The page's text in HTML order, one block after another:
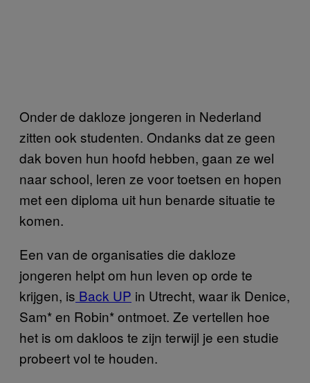
Onder de dakloze jongeren in Nederland
zitten ook studenten. Ondanks dat ze geen
dak boven hun hoofd hebben, gaan ze wel
naar school, leren ze voor toetsen en hopen
met een diploma uit hun benarde situatie te
komen.
Een van de organisaties die dakloze
jongeren helpt om hun leven op orde te
krijgen, is Back UP in Utrecht, waar ik Denice,
Sam* en Robin* ontmoet. Ze vertellen hoe
het is om dakloos te zijn terwijl je een studie
probeert vol te houden.